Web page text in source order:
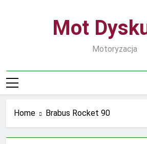
Mot
Motoryzacja
Home Brabus Rocket 90